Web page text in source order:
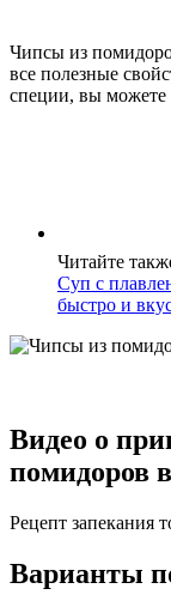
Чипсы из
все полезные
специи, вы можете
Читайте
Суп с
быстро и
Видео о
помидоров
Рецепт запекания
Варианты